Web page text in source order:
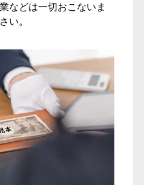
などは一切おこないま
い。